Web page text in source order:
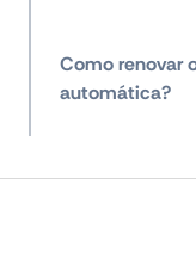
Como renovar
automática?